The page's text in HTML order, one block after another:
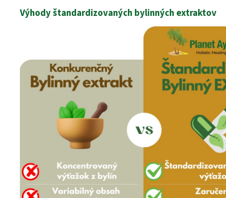
Výhody štandardizovaných bylinných extraktov